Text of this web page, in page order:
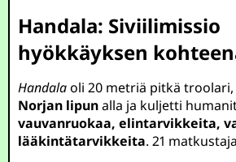
Handala: Siviilimissio
hyökkäyksen
Handalaoli 20 metriä pitkä
Norjan lipunalla ja kuljetti
vauvanruokaa, elintarvikkeita,
lääkintätarvikkeita. 21